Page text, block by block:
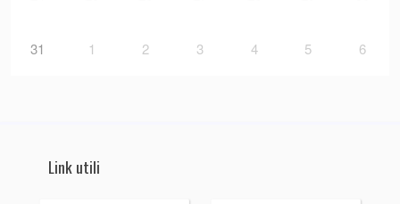
31 1 2 3 4 5 6
Link utili